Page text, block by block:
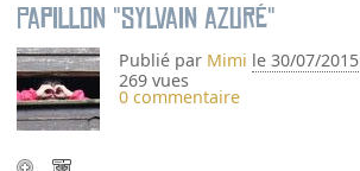
Papillon "Sylvain azuré"
Publié par Mimi le 30/07/2015
269 vues
0 commentaire